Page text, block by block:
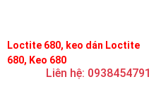
Loctite 680, keo dán Loctite
680, Keo 680
Liên hệ: 0938454791